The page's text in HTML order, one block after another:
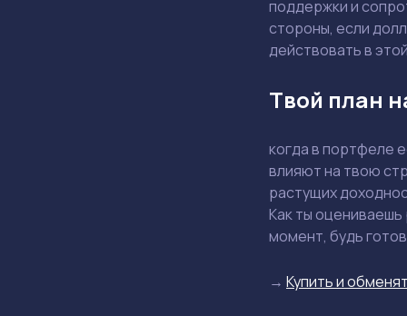
поддержки и
стороны, если
действовать в
Твой план
когда в портфеле
влияют на твою
растущих
Как ты
момент, будь
→ Купить и